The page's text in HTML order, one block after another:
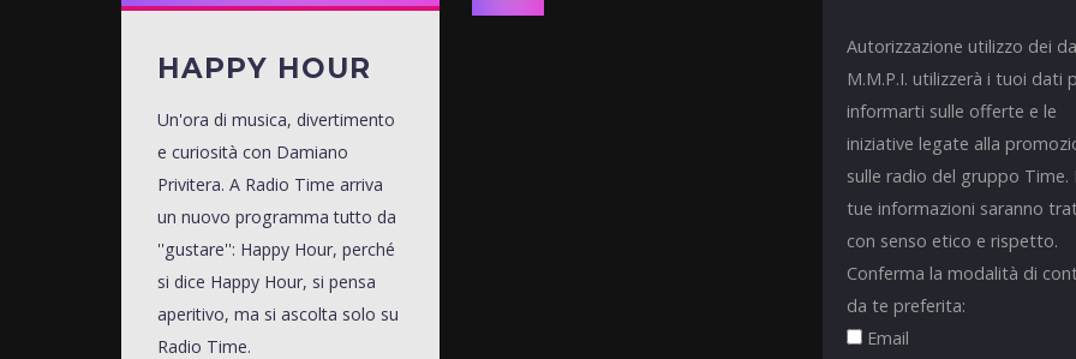
HAPPY HOUR
Un'ora di musica, divertimento
e curiosità con Damiano
Privitera. A Radio Time arriva
un nuovo programma tutto da
''gustare'': Happy Hour, perché
si dice Happy Hour, si pensa
aperitivo, ma si ascolta solo su
Radio Time.
Autorizzazione utilizzo dei
M.M.P.I. utilizzerà i tuoi dati
informarti sulle offerte e le
iniziative legate alla
sulle radio del gruppo Time.
tue informazioni saranno
con senso etico e rispetto.
Conferma la modalità di
da te preferita:
Email